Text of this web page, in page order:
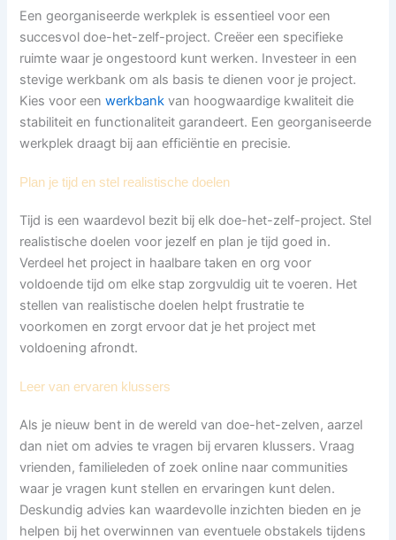
Een georganiseerde werkplek is essentieel voor een
succesvol doe-het-zelf-project. Creëer een specifieke
ruimte waar je ongestoord kunt werken. Investeer in een
stevige werkbank om als basis te dienen voor je project.
Kies voor eenwerkbank van hoogwaardige kwaliteit die
stabiliteit en functionaliteit garandeert. Een georganiseerde
werkplek draagt bij aan efficiëntie en precisie.
Plan je tijd en stel realistische doelen
Tijd is een waardevol bezit bij elk doe-het-zelf-project. Stel
realistische doelen voor jezelf en plan je tijd goed in.
Verdeel het project in haalbare taken en org voor
voldoende tijd om elke stap zorgvuldig uit te voeren. Het
stellen van realistische doelen helpt frustratie te
voorkomen en zorgt ervoor dat je het project met
voldoening afrondt.
Leer van ervaren klussers
Als je nieuw bent in de wereld van doe-het-zelven, aarzel
dan niet om advies te vragen bij ervaren klussers. Vraag
vrienden, familieleden of zoek online naar communities
waar je vragen kunt stellen en ervaringen kunt delen.
Deskundig advies kan waardevolle inzichten bieden en je
helpen bij het overwinnen van eventuele obstakels tijdens